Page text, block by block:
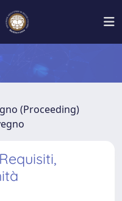
(Proceeding)